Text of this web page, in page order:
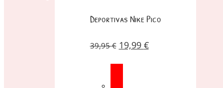
Deportivas Nike Pico
39,95€ 19,99 €